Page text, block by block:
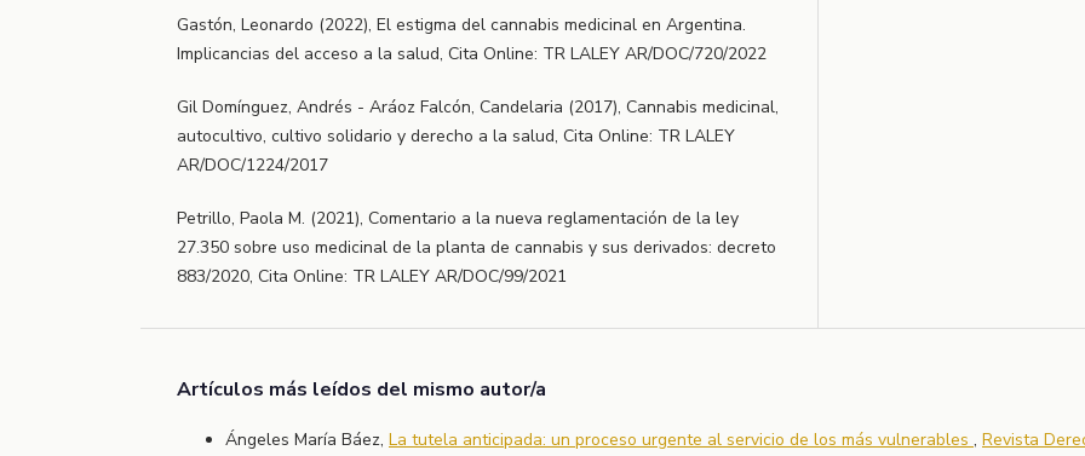
Gastón, Leonardo (2022), El estigma del cannabis medicinal en Argentina.
Implicancias del acceso a la salud, Cita Online: TR LALEY AR/DOC/720/2022
Gil Domínguez, Andrés - Aráoz Falcón, Candelaria (2017), Cannabis medicinal,
autocultivo, cultivo solidario y derecho a la salud, Cita Online: TR LALEY
AR/DOC/1224/2017
Petrillo, Paola M. (2021), Comentario a la nueva reglamentación de la ley
27.350 sobre uso medicinal de la planta de cannabis y sus derivados: decreto
883/2020, Cita Online: TR LALEY AR/DOC/99/2021
Artículos más leídos del mismo autor/a
Ángeles María Báez, La tutela anticipada: un proceso urgente al servicio de los más vulnerables , Revista